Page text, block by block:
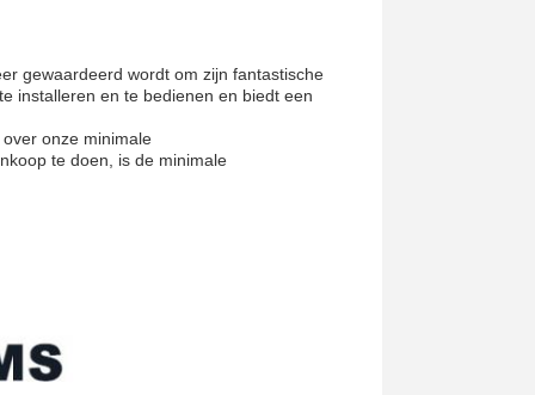
gewaardeerd wordt om zijn fantastische
installeren en te bedienen en biedt een
onze minimale
te doen, is de minimale